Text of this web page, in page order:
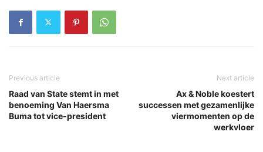
Previous article
Raad van State stemt in met
benoeming Van Haersma
Buma tot vice-president
Next article
Ax & Noble koestert
successen met gezamenlijke
viermomenten op de
werkvloer